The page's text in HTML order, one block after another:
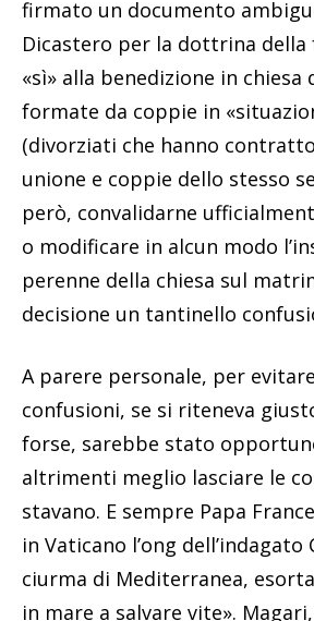
firmato un documento
Dicastero per la dottrina della
«sì» alla benedizione in chiesa
formate da coppie in
(divorziati che hanno
unione e coppie dello stesso
però, convalidarne
o modificare in alcun modo
perenne della chiesa sul
decisione un tantinello
A parere personale, per
confusioni, se si riteneva
forse, sarebbe stato
altrimenti meglio lasciare le
stavano. E sempre Papa
in Vaticano l’ong dell’indagato
ciurma di Mediterranea,
in mare a salvare vite».